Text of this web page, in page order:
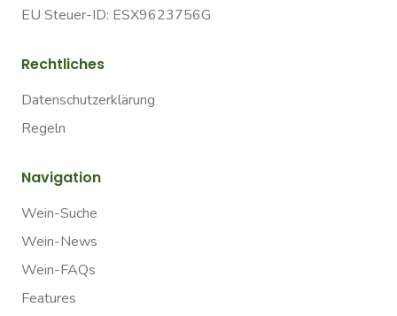
EU Steuer-ID: ESX9623756G
Rechtliches
Datenschutzerklärung
Regeln
Navigation
Wein-Suche
Wein-News
Wein-FAQs
Features